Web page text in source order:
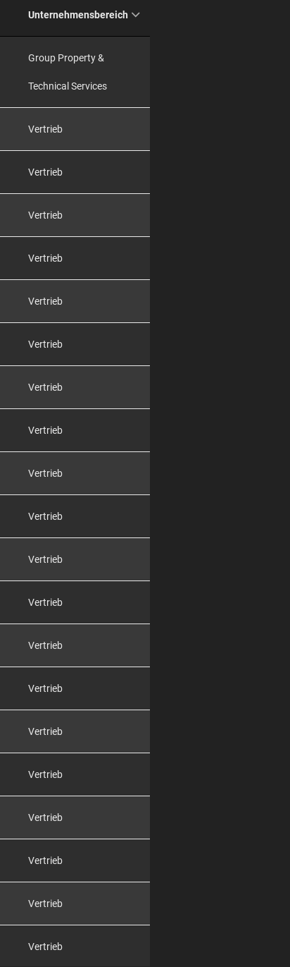
Unternehmensbereich
Group Property &
Technical Services
Vertrieb
Vertrieb
Vertrieb
Vertrieb
Vertrieb
Vertrieb
Vertrieb
Vertrieb
Vertrieb
Vertrieb
Vertrieb
Vertrieb
Vertrieb
Vertrieb
Vertrieb
Vertrieb
Vertrieb
Vertrieb
Vertrieb
Vertrieb